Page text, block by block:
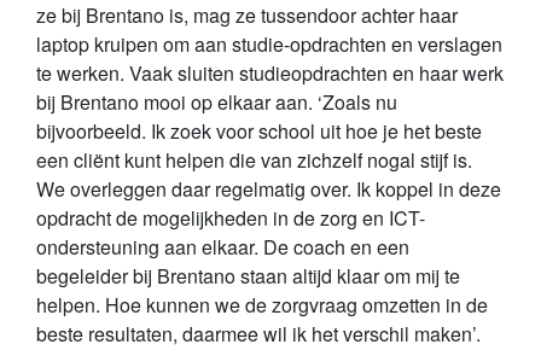
ze bij Brentano is, mag ze tussendoor achter haar
laptop kruipen om aan studie-opdrachten en verslagen
te werken. Vaak sluiten studieopdrachten en haar werk
bij Brentano mooi op elkaar aan. ‘Zoals nu
bijvoorbeeld. Ik zoek voor school uit hoe je het beste
een cliënt kunt helpen die van zichzelf nogal stijf is.
We overleggen daar regelmatig over. Ik koppel in deze
opdracht de mogelijkheden in de zorg en ICT-
ondersteuning aan elkaar. De coach en een
begeleider bij Brentano staan altijd klaar om mij te
helpen. Hoe kunnen we de zorgvraag omzetten in de
beste resultaten, daarmee wil ik het verschil maken’.